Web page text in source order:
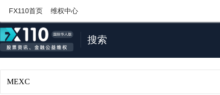
FX110首页 维权中心
搜索